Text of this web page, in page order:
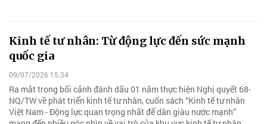
Kinh tế tư nhân: Từ động lực đến sức mạnh
quốc gia
09/07/2026 15:34
Ra mắt trong bối cảnh đánh dấu 01 năm thực hiện Nghị quyết 68-
NQ/TW về phát triển kinh tế tư nhân, cuốn sách “Kinh tế tư nhân
Việt Nam - Động lực quan trọng nhất để dân giàu nước mạnh”